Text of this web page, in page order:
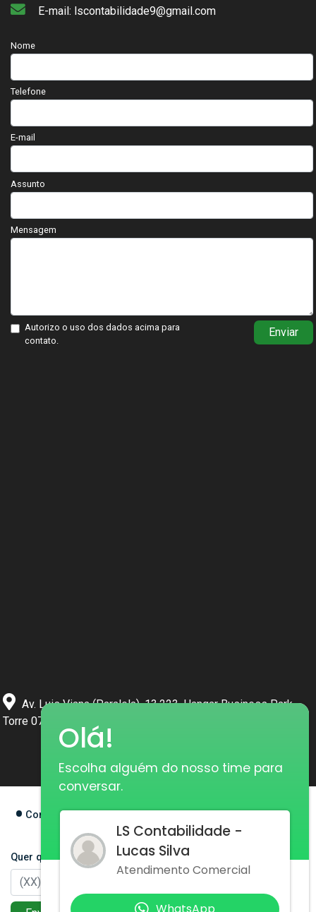
E-mail: lscontabilidade9@gmail.com
Nome
Telefone
E-mail
Assunto
Mensagem
Autorizo o uso dos dados acima para
contato.
Enviar
Av. Luis Viana (Paralela), 13.223, Hangar Business Park,
Torre 07, CEP 41500-300
Conheça mais sobre nós
Quer que nós ligamos para você? Deixe seu número abaixo.
Olá!
Escolha alguém do nosso time para
conversar.
LS Contabilidade -
Lucas Silva
Atendimento Comercial